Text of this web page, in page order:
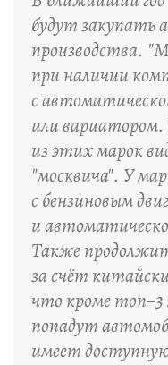
будут закупать
производства.
при наличии
с
или вариатором.
из этих марок
"москвича". У
с бензиновым
и
Также
за счёт
что кроме
попадут
имеет